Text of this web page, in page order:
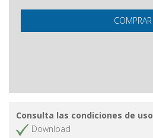
COMPRAR
Consulta las condiciones de uso
Download